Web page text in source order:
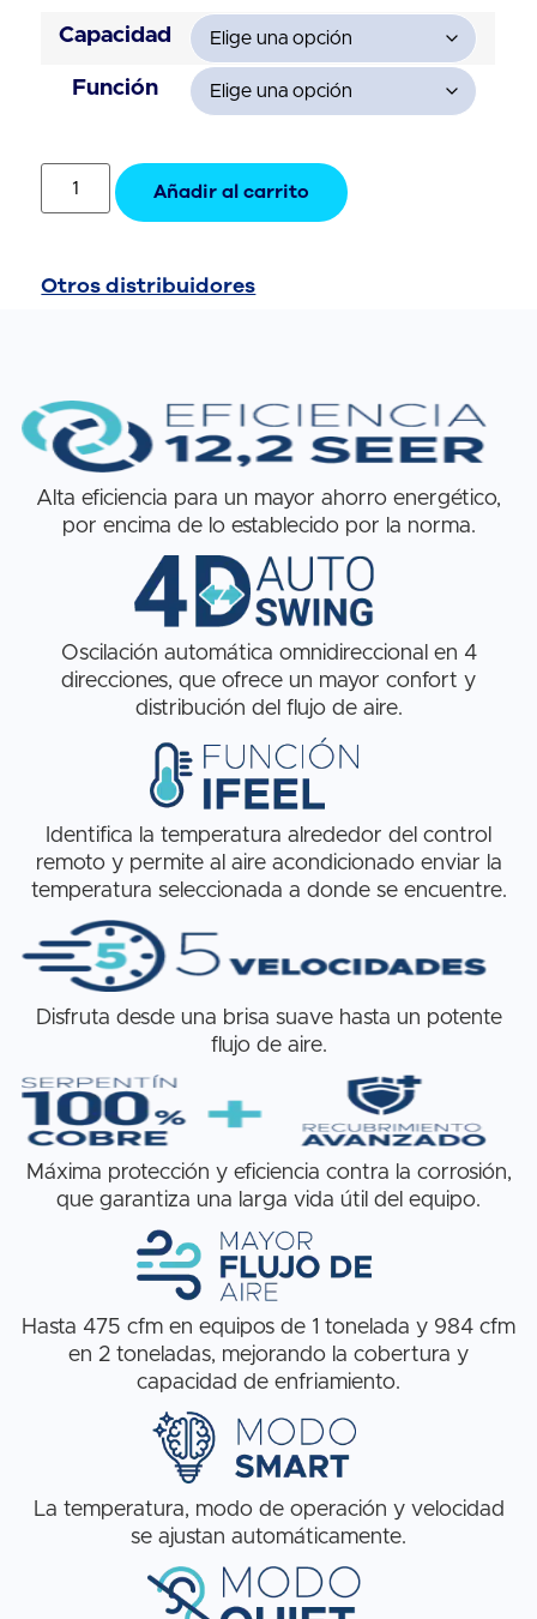
Capacidad
Función
Añadir al carrito
Otros distribuidores
Alta eficiencia para un mayor ahorro energético,
por encima de lo establecido por la norma.
Oscilación automática omnidireccional en 4
direcciones, que ofrece un mayor confort y
distribución del flujo de aire.
Identifica la temperatura alrededor del control
remoto y permite al aire acondicionado enviar la
temperatura seleccionada a donde se encuentre.
Disfruta desde una brisa suave hasta un potente
flujo de aire.
Máxima protección y eficiencia contra la corrosión,
que garantiza una larga vida útil del equipo.
Hasta 475 cfm en equipos de 1 tonelada y 984 cfm
en 2 toneladas, mejorando la cobertura y
capacidad de enfriamiento.
La temperatura, modo de operación y velocidad
se ajustan automáticamente.